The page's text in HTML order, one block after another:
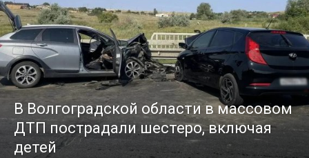
В Волгоградской области в массовом
ДТП пострадали шестеро, включая
детей